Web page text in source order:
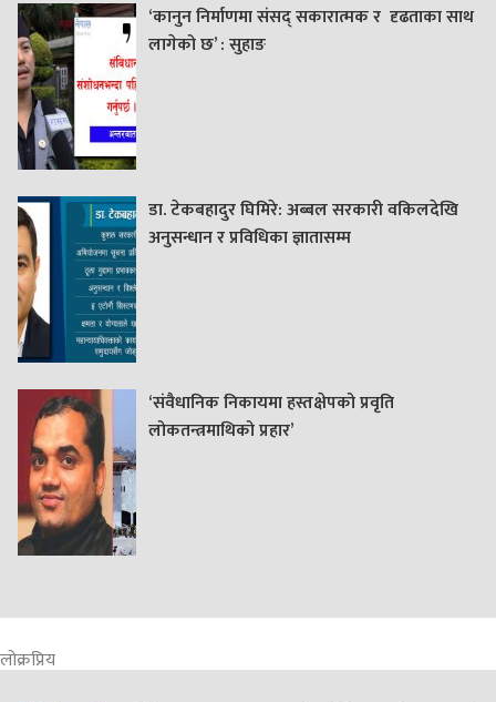
‘कानुन निर्माणमा संसद् सकारात्मक र दृढताका साथ
लागेको छ’ : सुहाङ
डा. टेकबहादुर घिमिरे: अब्बल सरकारी वकिलदेखि
अनुसन्धान र प्रविधिका ज्ञातासम्म
‘संवैधानिक निकायमा हस्तक्षेपको प्रवृति
लोकतन्त्रमाथिको प्रहार’
लोक्रप्रिय